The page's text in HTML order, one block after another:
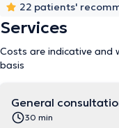
22 patients'
Services
Costs are indicative and
basis
General
30 min